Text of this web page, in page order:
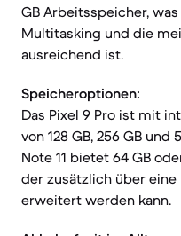
GB Arbeitsspeicher,
Multitasking und die
ausreichend ist.
Speicheroptionen:
Das Pixel 9 Pro ist mit
von 128 GB, 256 GB und
Note 11 bietet 64 GB
der zusätzlich über eine
erweitert werden kann.